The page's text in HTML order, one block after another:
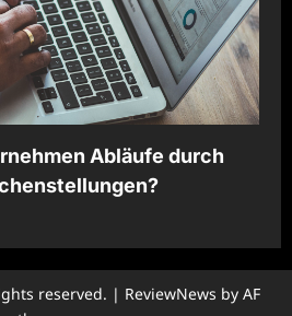
Abläufe durch
reserved. | ReviewNews by AF